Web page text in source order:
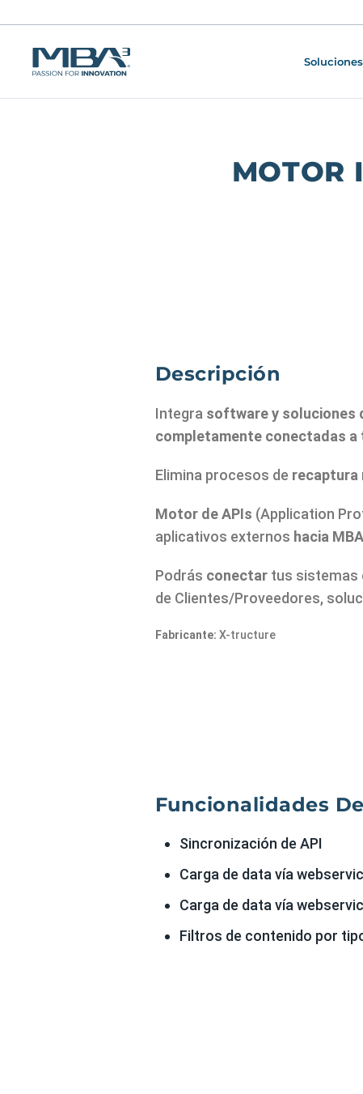
MOTOR
Descripción
Integra software y soluciones
completamente conectadas a
Elimina procesos de recaptura
Motor de APIs (Application
aplicativos externos hacia
Podrás conectar tus sistemas
de Clientes/Proveedores,
Fabricante: X-tructure
Funcionalidades
Sincronización de API
Carga de data vía
Carga de data vía
Filtros de contenido por